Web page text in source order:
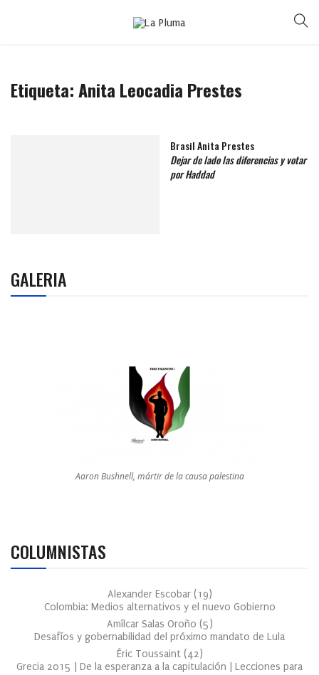
Etiqueta:Anita Leocadia Prestes
Brasil Anita Prestes
Dejar de lado las diferencias y votar
por Haddad
GALERIA
Aaron Bushnell, mártir de la causa palestina
COLUMNISTAS
Alexander Escobar (19)
Colombia: Medios alternativos y el nuevo Gobierno
Amílcar Salas Oroño (5)
Desafíos y gobernabilidad del próximo mandato de Lula
Éric Toussaint (42)
Grecia 2015 | De la esperanza a la capitulación | Lecciones para